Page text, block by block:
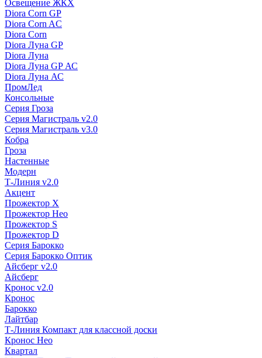
Освещение ЖКХ
Diora Corn GP
Diora Corn AC
Diora Corn
Diora Луна GP
Diora Луна
Diora Луна GP АС
Diora Луна АС
ПромЛед
Консольные
Серия Гроза
Серия Магистраль v2.0
Серия Магистраль v3.0
Кобра
Гроза
Настенные
Модерн
Т-Линия v2.0
Акцент
Прожектор X
Прожектор Нео
Прожектор S
Прожектор D
Серия Барокко
Серия Барокко Оптик
Айсберг v2.0
Айсберг
Кронос v2.0
Кронос
Барокко
Лайтбар
Т-Линия Компакт для классной доски
Кронос Нео
Квартал